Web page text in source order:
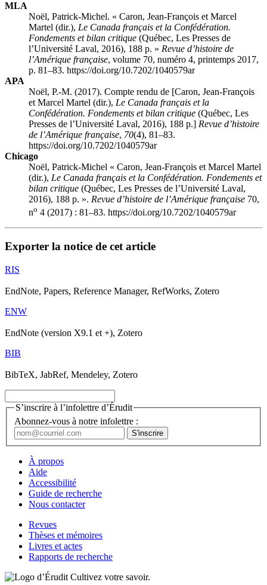
MLA
Noël, Patrick-Michel. « Caron, Jean-François et Marcel
Martel (dir.), Le Canada français et la Confédération.
Fondements et bilan critique (Québec, Les Presses de
l’Université Laval, 2016), 188 p. » Revue d’histoire de
l’Amérique française, volume 70, numéro 4, printemps 2017,
p. 81–83. https://doi.org/10.7202/1040579ar
APA
Noël, P.-M. (2017). Compte rendu de [Caron, Jean-François
et Marcel Martel (dir.), Le Canada français et la
Confédération. Fondements et bilan critique (Québec, Les
Presses de l’Université Laval, 2016), 188 p.] Revue d’histoire
de l’Amérique française, 70(4), 81–83.
https://doi.org/10.7202/1040579ar
Chicago
Noël, Patrick-Michel « Caron, Jean-François et Marcel Martel
(dir.), Le Canada français et la Confédération. Fondements et
bilan critique (Québec, Les Presses de l’Université Laval,
2016), 188 p. ». Revue d’histoire de l’Amérique française 70,
no 4 (2017) : 81–83. https://doi.org/10.7202/1040579ar
Exporter la notice de cet article
RIS
EndNote, Papers, Reference Manager, RefWorks, Zotero
ENW
EndNote (version X9.1 et +), Zotero
BIB
BibTeX, JabRef, Mendeley, Zotero
S’inscrire à l’infolettre d’Érudit
Abonnez-vous à notre infolettre :
À propos
Aide
Accessibilité
Guide de recherche
Nous contacter
Revues
Thèses et mémoires
Livres et actes
Rapports de recherche
Cultivez votre savoir.